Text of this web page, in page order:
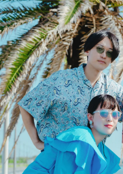
お知らせ
イベント・グッズ
YouTube
会社情報